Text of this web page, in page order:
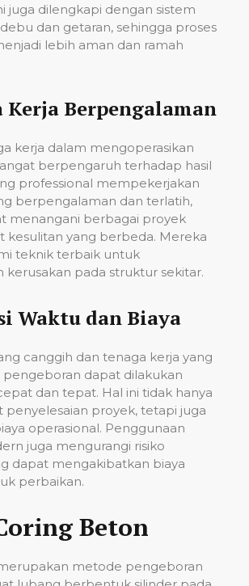
juga dilengkapi dengan sistem
dan getaran, sehingga proses
lebih aman dan ramah
Kerja Berpengalaman
kerja dalam mengoperasikan
berpengaruh terhadap hasil
professional mempekerjakan
berpengalaman dan terlatih,
menangani berbagai proyek
kesulitan yang berbeda. Mereka
teknik terbaik untuk
kerusakan pada struktur sekitar.
Waktu dan Biaya
canggih dan tenaga kerja yang
pengeboran dapat dilakukan
dan tepat. Hal ini tidak hanya
proyek, tetapi juga
operasional. Penggunaan
juga mengurangi risiko
dapat mengakibatkan biaya
perbaikan.
Beton
metode pengeboran